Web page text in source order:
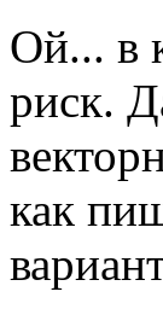
Ой... в
риск.
как